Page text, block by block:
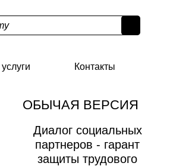
Контакты
ОБЫЧАЯ ВЕРСИЯ
Диалог социальных
партнеров - гарант
защиты трудового